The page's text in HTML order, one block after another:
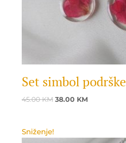
Set simbol podrške
45.00KM Original
38.00 KMCurrent
Sniženje!